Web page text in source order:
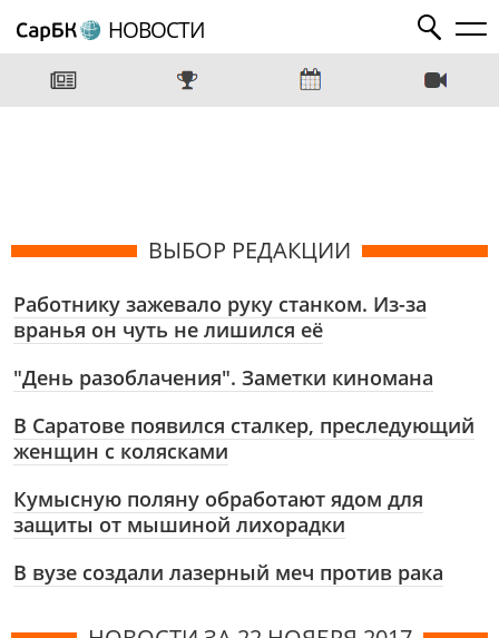
НОВОСТИ
ВЫБОР РЕДАКЦИИ
Работнику зажевало руку станком. Из-за
вранья он чуть не лишился её
"День разоблачения". Заметки киномана
В Саратове появился сталкер, преследующий
женщин с колясками
Кумысную поляну обработают ядом для
защиты от мышиной лихорадки
В вузе создали лазерный меч против рака